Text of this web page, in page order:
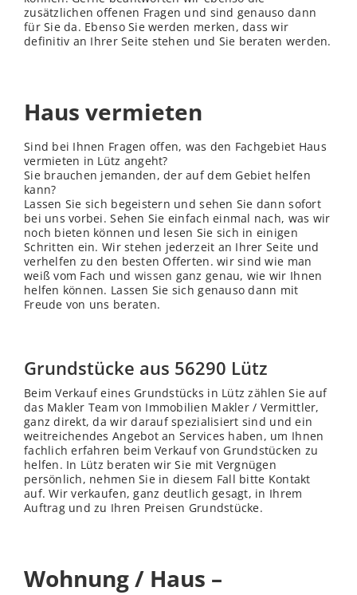
zusätzlichen offenen Fragen und sind genauso dann
für Sie da. Ebenso Sie werden merken, dass wir
definitiv an Ihrer Seite stehen und Sie beraten werden.
Haus vermieten
Sind bei Ihnen Fragen offen, was den Fachgebiet Haus
vermieten in Lütz angeht?
Sie brauchen jemanden, der auf dem Gebiet helfen
kann?
Lassen Sie sich begeistern und sehen Sie dann sofort
bei uns vorbei. Sehen Sie einfach einmal nach, was wir
noch bieten können und lesen Sie sich in einigen
Schritten ein. Wir stehen jederzeit an Ihrer Seite und
verhelfen zu den besten Offerten. wir sind wie man
weiß vom Fach und wissen ganz genau, wie wir Ihnen
helfen können. Lassen Sie sich genauso dann mit
Freude von uns beraten.
Grundstücke aus 56290 Lütz
Beim Verkauf eines Grundstücks in Lütz zählen Sie auf
das Makler Team von Immobilien Makler / Vermittler,
ganz direkt, da wir darauf spezialisiert sind und ein
weitreichendes Angebot an Services haben, um Ihnen
fachlich erfahren beim Verkauf von Grundstücken zu
helfen. In Lütz beraten wir Sie mit Vergnügen
persönlich, nehmen Sie in diesem Fall bitte Kontakt
auf. Wir verkaufen, ganz deutlich gesagt, in Ihrem
Auftrag und zu Ihren Preisen Grundstücke.
Wohnung / Haus –